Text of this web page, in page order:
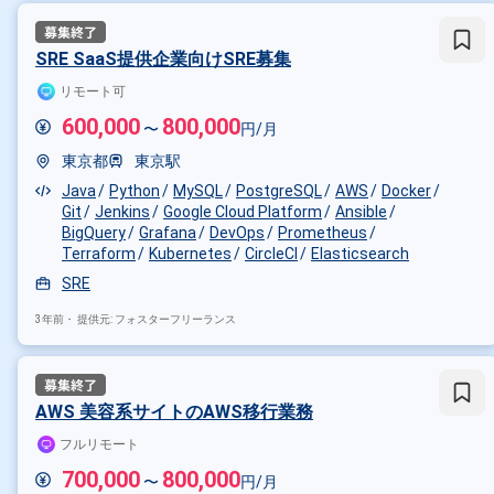
SRE SaaS提供企業向けSRE募集
リモート可
600,000 〜 800,000円/月
東京都
東京駅
Java
Python MySQL PostgreSQL AWS
Docker
Git
Jenkins Google Cloud Platform
Ansible
BigQuery
Grafana DevOps
Prometheus
Terraform
Kubernetes CircleCI
Elasticsearch
SRE
3年前・ 提供元: フォスターフリーランス
AWS 美容系サイトのAWS移行業務
フルリモート
700,000 〜 800,000円/月
その他開発言語・スキルから探す
その他の職種から探す